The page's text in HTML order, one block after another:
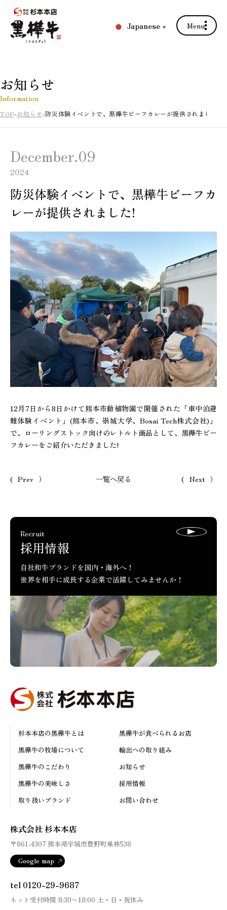
Japanese ▼ Menu
お知らせ
Information
TOP お知らせ 防災体験イベントで、黒樺牛ビーフカレーが提供されました!
December.09
2024
防災体験イベントで、黒樺牛ビーフカ
レーが提供されました!
12月7日から8日かけて熊本市動植物園で開催された「車中泊避
難体験イベント」(熊本市、崇城大学、Bosai Tech株式会社)」
で、ローリングストック向けのレトルト商品として、黒樺牛ビー
フカレーをご紹介いただきました!
ページ送り
一覧へ戻る
Prev Next
Recruit
採用情報
自社和牛ブランドを国内・海外へ！
世界を相手に成長する企業で活躍してみませんか！
杉本本店の黒樺牛とは
黒樺牛が食べられるお店
黒樺牛の牧場について
輸出への取り組み
黒樺牛のこだわり
お知らせ
黒樺牛の美味しさ
採用情報
取り扱いブランド
お問い合わせ
株式会社 杉本本店
〒861-4307 熊本県宇城市豊野町巣林538
Google map
tel 0120-29-9687
ネット受付時間 8:30〜18:00 土・日・祝休み